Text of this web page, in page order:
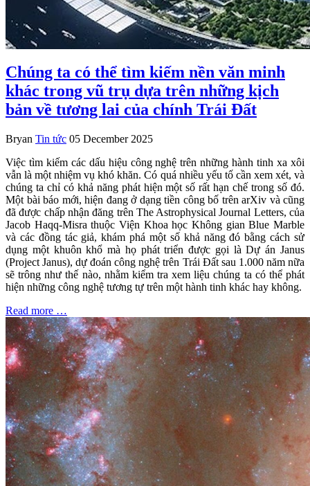
Chúng ta có thể tìm kiếm nền văn minh
khác trong vũ trụ dựa trên những kịch
bản về tương lai của chính Trái Đất
Bryan Tin tức 05 December 2025
Việc tìm kiếm các dấu hiệu công nghệ trên những hành tinh xa xôi
vẫn là một nhiệm vụ khó khăn. Có quá nhiều yếu tố cần xem xét, và
chúng ta chỉ có khả năng phát hiện một số rất hạn chế trong số đó.
Một bài báo mới, hiện đang ở dạng tiền công bố trên arXiv và cũng
đã được chấp nhận đăng trên The Astrophysical Journal Letters, của
Jacob Haqq-Misra thuộc Viện Khoa học Không gian Blue Marble
và các đồng tác giả, khám phá một số khả năng đó bằng cách sử
dụng một khuôn khổ mà họ phát triển được gọi là Dự án Janus
(Project Janus), dự đoán công nghệ trên Trái Đất sau 1.000 năm nữa
sẽ trông như thế nào, nhằm kiểm tra xem liệu chúng ta có thể phát
hiện những công nghệ tương tự trên một hành tinh khác hay không.
Read more …